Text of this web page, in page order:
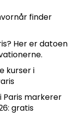
finder
Her er datoen
kurser i
markerer
gratis